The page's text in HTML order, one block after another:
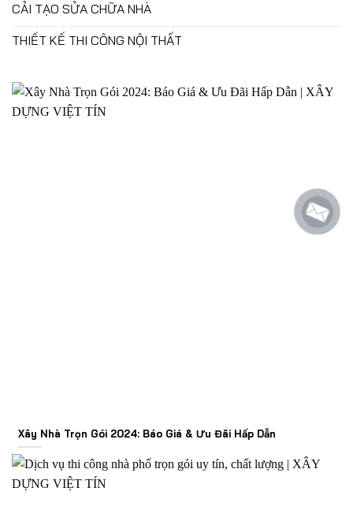
CẢI TẠO SỬA CHỮA NHÀ
THIẾT KẾ THI CÔNG NỘI THẤT
Xây Nhà Trọn Gói 2024: Báo Giá & Ưu Đãi Hấp Dẫn